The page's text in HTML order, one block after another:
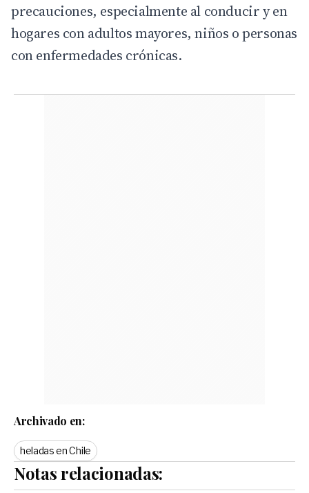
precauciones, especialmente al conducir y en
hogares con adultos mayores, niños o personas
con enfermedades crónicas.
Archivado en:
heladas en Chile
Notas relacionadas: